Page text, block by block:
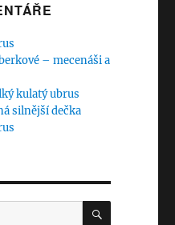
– mecenáši a
kulatý ubrus
silnější dečka
HLEDÁNÍ